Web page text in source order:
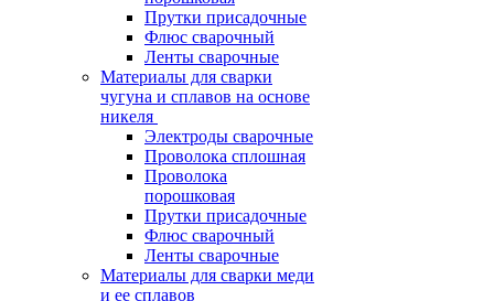
Прутки присадочные
Флюс сварочный
Ленты сварочные
Материалы для сварки
чугуна и сплавов на основе
никеля
Электроды сварочные
Проволока сплошная
Проволока
порошковая
Прутки присадочные
Флюс сварочный
Ленты сварочные
Материалы для сварки меди
и ее сплавов